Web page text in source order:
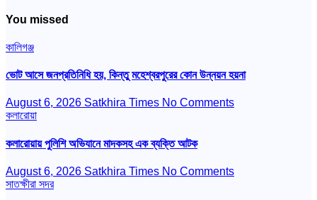
You missed
কালিগঞ্জ
ভোট আসে জনপ্রতিনিধি হয়, কিন্তু মহেশ্বরপুরের কোন উন্নয়ন হয়না
August 6, 2026 Satkhira Times No Comments
কলারোয়া
কলারোয়ায় পুলিশি অভিযানে মাদকসহ এক ব্যক্তি আটক
August 6, 2026 Satkhira Times No Comments
সাতক্ষীরা সদর